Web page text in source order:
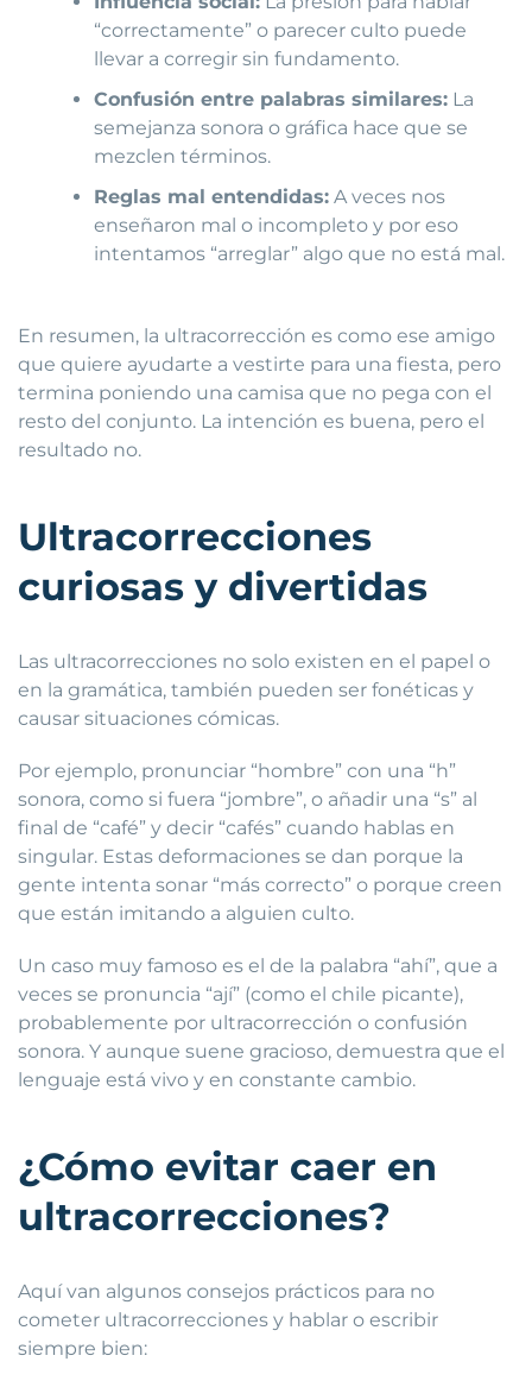
“correctamente” o parecer culto puede
llevar a corregir sin fundamento.
Confusión entre palabras similares: La
semejanza sonora o gráfica hace que se
mezclen términos.
Reglas mal entendidas: A veces nos
enseñaron mal o incompleto y por eso
intentamos “arreglar” algo que no está mal.
En resumen, la ultracorrección es como ese amigo
que quiere ayudarte a vestirte para una fiesta, pero
termina poniendo una camisa que no pega con el
resto del conjunto. La intención es buena, pero el
resultado no.
Ultracorrecciones
curiosas y divertidas
Las ultracorrecciones no solo existen en el papel o
en la gramática, también pueden ser fonéticas y
causar situaciones cómicas.
Por ejemplo, pronunciar “hombre” con una “h”
sonora, como si fuera “jombre”, o añadir una “s” al
final de “café” y decir “cafés” cuando hablas en
singular. Estas deformaciones se dan porque la
gente intenta sonar “más correcto” o porque creen
que están imitando a alguien culto.
Un caso muy famoso es el de la palabra “ahí”, que a
veces se pronuncia “ají” (como el chile picante),
probablemente por ultracorrección o confusión
sonora. Y aunque suene gracioso, demuestra que el
lenguaje está vivo y en constante cambio.
¿Cómo evitar caer en
ultracorrecciones?
Aquí van algunos consejos prácticos para no
cometer ultracorrecciones y hablar o escribir
siempre bien: